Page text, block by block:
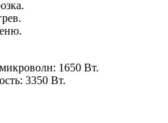
1650 Вт.
3350 Вт.